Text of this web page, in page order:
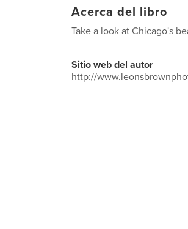
Acerca del libro
Take a look at Chicago's
Sitio web del autor
http://